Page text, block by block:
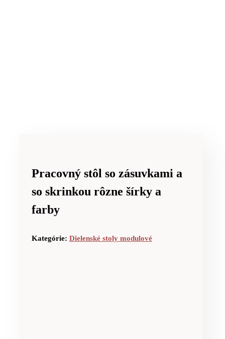
Pracovný stôl so zásuvkami a
so skrinkou rôzne šírky a
farby
Kategórie: Dielenské stoly modulové